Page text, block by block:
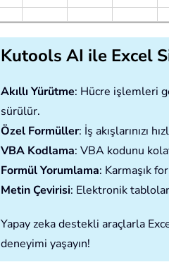
Kutools AI ile Excel
Akıllı Yürütme: Hücre işlemleri
sürülür.
Özel Formüller: İş akışlarınızı
VBA Kodlama: VBA kodunu
Formül Yorumlama: Karmaşık
Metin Çevirisi: Elektronik
Yapay zeka destekli araçlarla
deneyimi yaşayın!